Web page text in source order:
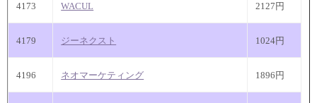
4173 WACUL 2127円
4179 ジーネクスト 1024円
4196 ネオマーケティング 1896円